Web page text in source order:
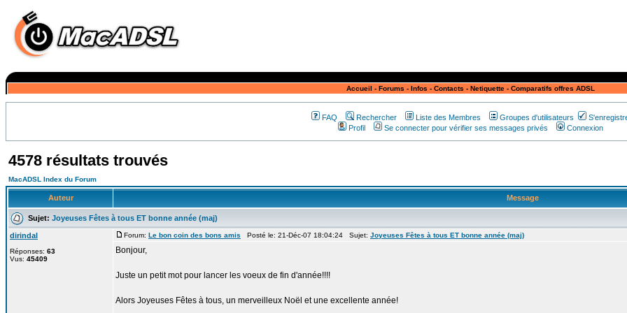
Accueil - Forums - Infos - Contacts - Netiquette- Comparatifs offres ADSL
FAQ Rechercher Liste des Membres Groupes d'utilisateurs
Profil
Se connecter pour vérifier ses messages privés Connexion
4578 résultats trouvés
MacADSL Index du Forum
Auteur Message
Sujet: Joyeuses Fêtes à tous ET bonne année (maj)
dirindal
Réponses: 63
Vus: 45409
Forum: Le bon coin des bons amis Posté le: 21-Déc-07 18:04:24 Sujet: Joyeuses Fêtes à tous ET bonne année (maj)
Bonjour,
Juste un petit mot pour lancer les voeux de fin d'année!!!!
Alors Joyeuses Fêtes à tous, un merveilleux Noël et une excellente année!